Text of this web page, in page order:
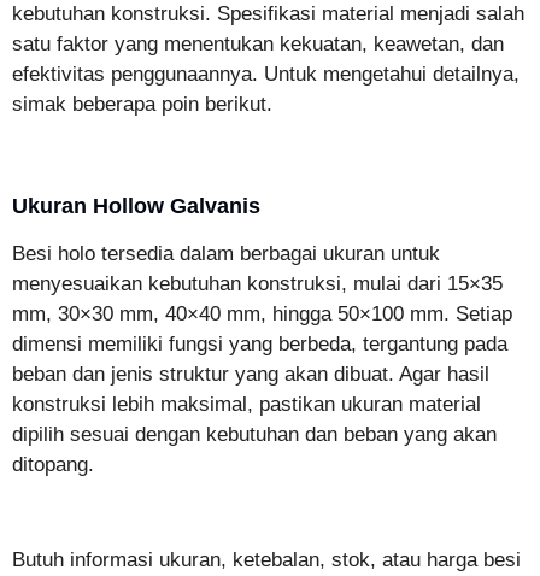
kebutuhan konstruksi. Spesifikasi material menjadi salah
satu faktor yang menentukan kekuatan, keawetan, dan
efektivitas penggunaannya. Untuk mengetahui detailnya,
simak beberapa poin berikut.
Ukuran Hollow Galvanis
Besi holo tersedia dalam berbagai ukuran untuk
menyesuaikan kebutuhan konstruksi, mulai dari 15×35
mm, 30×30 mm, 40×40 mm, hingga 50×100 mm. Setiap
dimensi memiliki fungsi yang berbeda, tergantung pada
beban dan jenis struktur yang akan dibuat. Agar hasil
konstruksi lebih maksimal, pastikan ukuran material
dipilih sesuai dengan kebutuhan dan beban yang akan
ditopang.
Butuh informasi ukuran, ketebalan, stok, atau harga besi